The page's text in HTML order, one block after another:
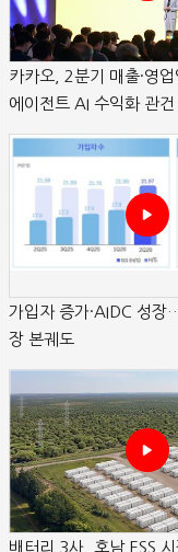
카카오, 2분기 매출·영
에이전트 AI 수익화 관건
가입자 증가·AIDC 성장
장 본궤도
배터리 3사, 호남 ESS 시